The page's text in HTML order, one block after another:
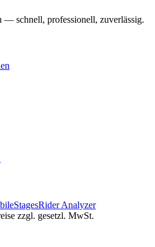
— schnell, professionell, zuverlässig.
Rider Analyzer
zzgl. gesetzl. MwSt.